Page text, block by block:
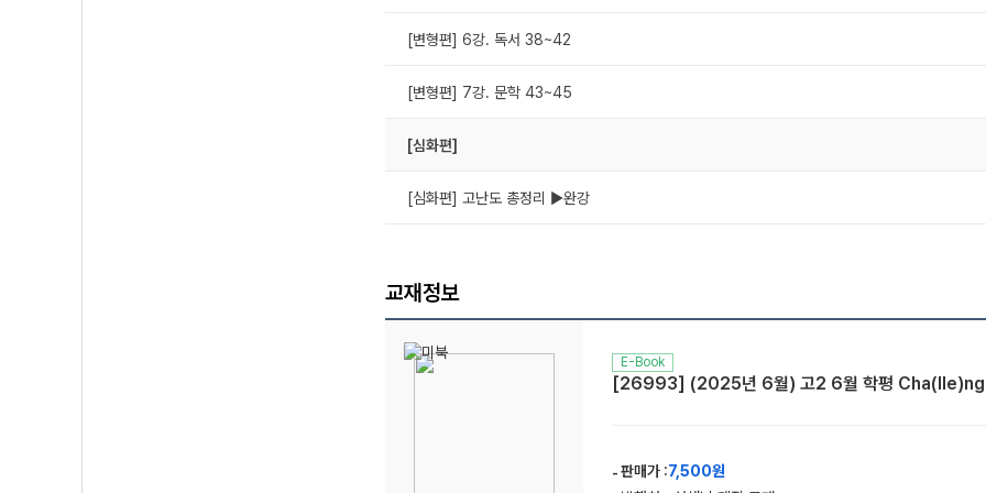
[변형편] 6강. 독서 38~42
[변형편] 7강. 문학 43~45
[심화편]
[심화편] 고난도 총정리 ▶완강
교재정보
E-Book
[26993] (2025년 6월) 고2 6월 학평
판매가 :7,500원